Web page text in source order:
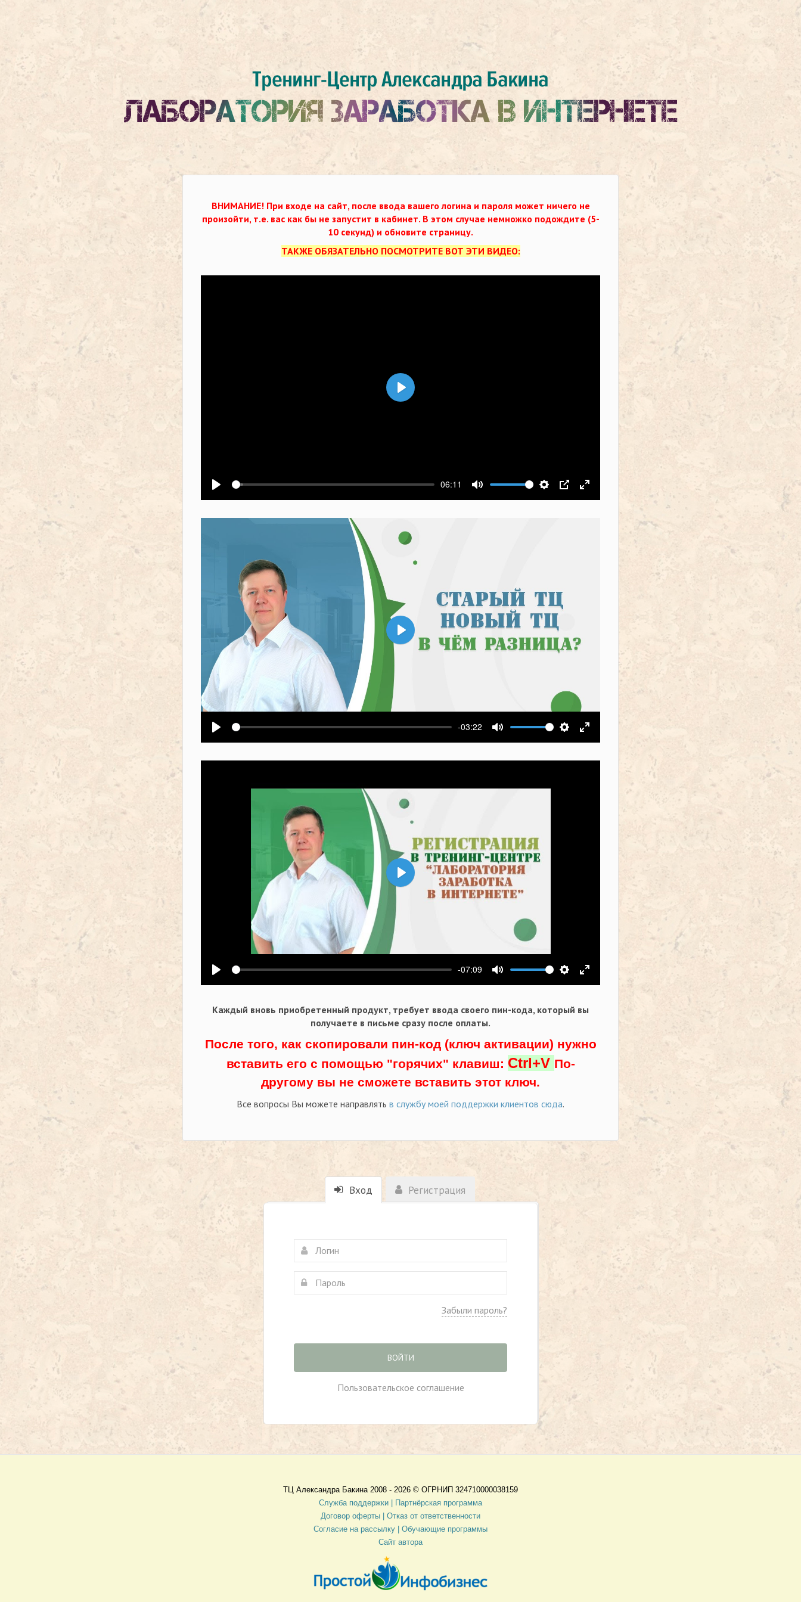
ВНИМАНИЕ! При входе на сайт, после ввода вашего логина и пароля может ничего не
произойти, т.е. вас как бы не запустит в кабинет. В этом случае немножко подождите (5-
10 секунд) и обновите страницу.
ТАКЖЕ ОБЯЗАТЕЛЬНО ПОСМОТРИТЕ ВОТ ЭТИ ВИДЕО:
Воспроизвести
06:11
Выключить звукНастройки
PIP На весь экран
Воспроизвести
Воспроизвести
-03:22
Выключить звукНастройки
На весь экран
Воспроизвести
Воспроизвести
-07:09
Выключить звукНастройки
На весь экран
Воспроизвести
Каждый вновь приобретенный продукт, требует ввода своего пин-кода, который вы
получаете в письме сразу после оплаты.
После того, как скопировали пин-код (ключ активации) нужно
вставить его с помощью "горячих" клавиш: Ctrl+V По-
другому вы не сможете вставить этот ключ.
Все вопросы Вы можете направлять в службу моей поддержки клиентов сюда.
Вход Регистрация
Забыли пароль?
ВОЙТИ
Пользовательское соглашение
ТЦ Александра Бакина 2008 - 2026 © ОГРНИП 324710000038159
Служба поддержки |
Партнёрская программа
Договор оферты
| Отказ от ответственности
Согласие на рассылку | Обучающие программы
Сайт автора